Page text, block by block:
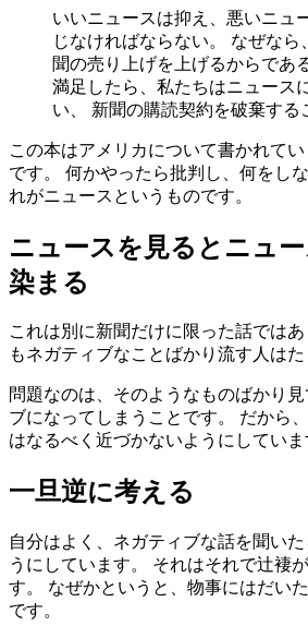
いいニュースは抑え、悪いニュ
じなければならない。 なぜなら
聞の売り上げを上げるからであ
満足したら、私たちはニュース
い、 新聞の購読契約を破棄する
この本はアメリカについて書かれて
です。 何かやったら批判し、何をし
れがニュースというものです。
ニュースを見るとニュ
染まる
これは別に新聞だけに限った話では
もネガティブなことばかり流す人はた
問題なのは、そのようなものばかり
ブになってしまうことです。 だから
はなるべく近づかないようにしていま
一旦逆に考える
自分はよく、ネガティブな話を聞い
うにしています。 それはそれで辻褄
す。 なぜかというと、物事にはだい
です。